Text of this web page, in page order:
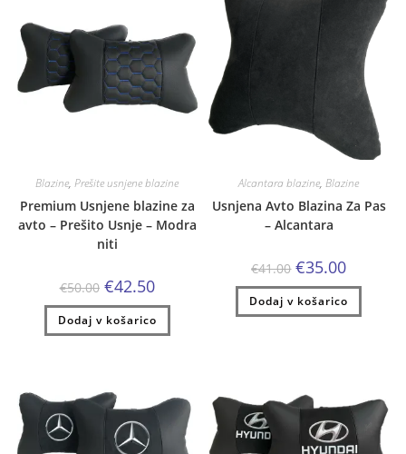
Blazine,Prešite usnjene blazine
Premium Usnjene blazine za
avto – Prešito Usnje – Modra
niti
€50.00 Izvirna
cena
je
bila:
€50.00.
€42.50Trenutna
cena
je:
€42.50.
Dodaj v košarico
Alcantara blazine,Blazine
Usnjena Avto Blazina Za Pas
– Alcantara
€41.00 Izvirna
cena
je
bila:
€41.00.
€35.00Trenutna
je:
€35.00.
Dodaj v košarico